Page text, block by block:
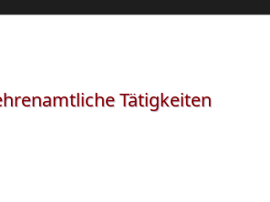
Tätigkeiten